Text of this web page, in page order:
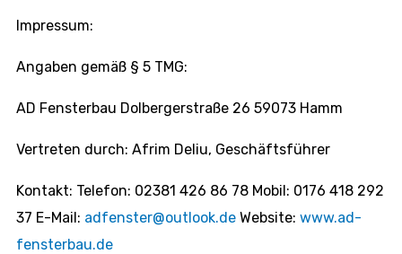
Impressum:
Angaben gemäß § 5 TMG:
AD Fensterbau Dolbergerstraße 26 59073 Hamm
Vertreten durch: Afrim Deliu, Geschäftsführer
Kontakt: Telefon: 02381 426 86 78 Mobil: 0176 418 292
37 E-Mail: adfenster@outlook.de Website: www.ad-
fensterbau.de